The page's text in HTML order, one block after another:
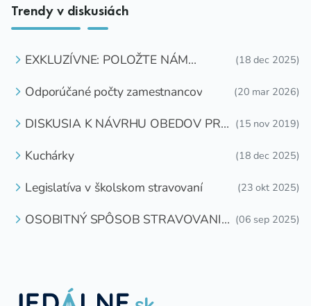
Trendy v diskusiách
EXKLUZÍVNE: POLOŽTE NÁM
(18 dec 2025)
Odporúčané počty zamestnancov (20 mar 2026)
DISKUSIA K NÁVRHU OBEDOV PRE
(15 nov 2019)
Kuchárky (18 dec 2025)
Legislatíva v školskom stravovaní (23 okt 2025)
OSOBITNÝ SPÔSOB STRAVOVANIA (06 sep 2025)